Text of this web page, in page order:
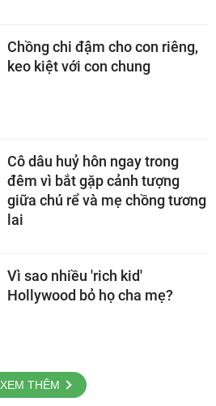
Chồng chi đậm cho con riêng,
keo kiệt với con chung
Cô dâu huỷ hôn ngay trong
đêm vì bắt gặp cảnh tượng
giữa chú rể và mẹ chồng tương
lai
Vì sao nhiều 'rich kid'
Hollywood bỏ họ cha mẹ?
XEM THÊM